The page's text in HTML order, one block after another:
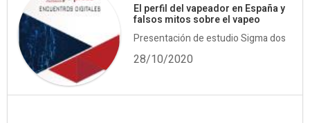
El perfil del vapeador en España y
falsos mitos sobre el vapeo
Presentación de estudio Sigma dos
28/10/2020